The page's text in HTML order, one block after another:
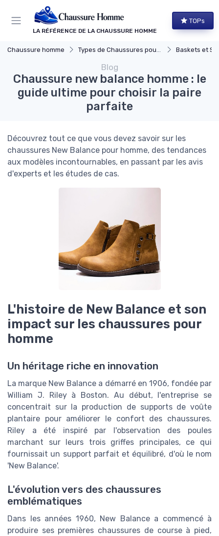
LA RÉFÉRENCE DE LA CHAUSSURE HOMME
TOPs
Chaussure homme Types de Chaussures pour Hommes Baskets et
Blog
Chaussure new balance homme : le
guide ultime pour choisir la paire
parfaite
Découvrez tout ce que vous devez savoir sur les
chaussures New Balance pour homme, des tendances
aux modèles incontournables, en passant par les avis
d'experts et les études de cas.
L'histoire de New Balance et son
impact sur les chaussures pour
homme
Un héritage riche en innovation
La marque New Balance a démarré en 1906, fondée par
William J. Riley à Boston. Au début, l'entreprise se
concentrait sur la production de supports de voûte
plantaire pour améliorer le confort des chaussures.
Riley a été inspiré par l'observation des poules
marchant sur leurs trois griffes principales, ce qui
fournissait un support parfait et équilibré, d'où le nom
'New Balance'.
L'évolution vers des chaussures
emblématiques
Dans les années 1960, New Balance a commencé à
produire ses premières chaussures de course à pied,
Panneau de gestion des cookies